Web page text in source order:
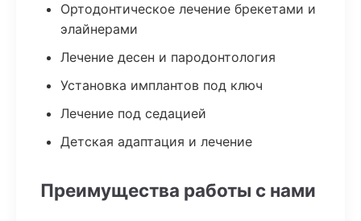
Ортодонтическое лечение брекетами и
элайнерами
Лечение десен и пародонтология
Установка имплантов под ключ
Лечение под седацией
Детская адаптация и лечение
Преимущества работы с нами